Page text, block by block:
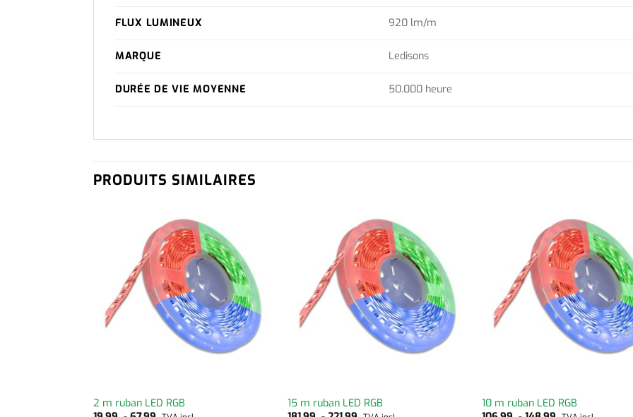
FLUX LUMINEUX 920 lm/m
MARQUE Ledisons
DURÉE DE VIE MOYENNE 50.000 heure
PRODUITS SIMILAIRES
2 m ruban LED RGB
15 m ruban LED RGB
10 m ruban LED RGB